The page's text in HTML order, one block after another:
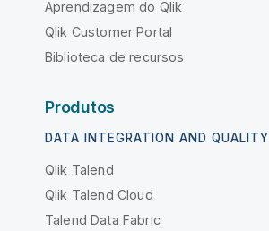
Aprendizagem do Qlik
Qlik Customer Portal
Biblioteca de recursos
Produtos
DATA INTEGRATION AND QUALITY
Qlik Talend
Qlik Talend Cloud
Talend Data Fabric